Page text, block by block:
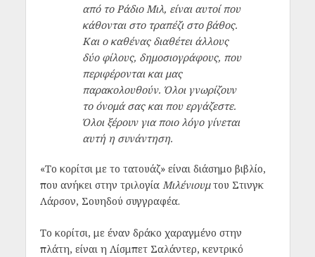
από το Ράδιο Μιλ, είναι αυτοί που
κάθονται στο τραπέζι στο βάθος.
Και ο καθένας διαθέτει άλλους
δύο φίλους, δημοσιογράφους, που
περιφέρονται και μας
παρακολουθούν. Όλοι γνωρίζουν
το όνομά σας και που εργάζεστε.
Όλοι ξέρουν για ποιο λόγο γίνεται
αυτή η συνάντηση.
«Το κορίτσι με το τατουάζ» είναι διάσημο βιβλίο,
που ανήκει στην τριλογία Μιλένιουμτου Στινγκ
Λάρσον, Σουηδού συγγραφέα.
Το κορίτσι, με έναν δράκο χαραγμένο στην
πλάτη, είναι η Λίσμπετ Σαλάντερ, κεντρικό